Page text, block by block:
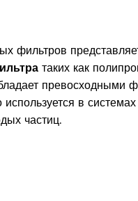
фильтров
таких как
превосходными
в
частиц.